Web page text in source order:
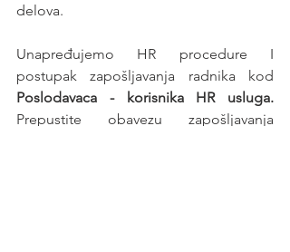
delova.
Unapređujemo HR procedure I
Prepustite obavezu zapošljavanja